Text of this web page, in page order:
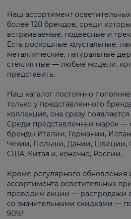
Наш ассортимент
более 120 брендов, среди
встраиваемые, подвесные и
Есть роскошные хрустальные,
металлические, натуральные
стеклянные — любые модели,
представить.
Наш каталог постоянно
только у представленного
коллекция, она сразу
Среди представленных марок —
бренды Италии, Германии,
Чехии, Польши, Дании, Швеции,
США, Китая и, конечно, России.
Кроме регулярного обновления
ассортимента осветительных
проводим акции — распродажи
со значительными скидками —
90%!